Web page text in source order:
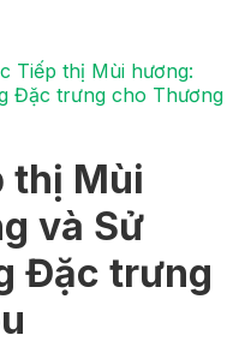
Tiếp thị Mùi hương:
Đặc trưng cho Thương
thị Mùi
và Sử
Đặc trưng